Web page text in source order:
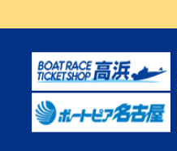
んでもらったし、恩返しをした
【常滑ボート・ルーキーＳ】荒
出「そろそろ優勝したい」
2026年08月02日